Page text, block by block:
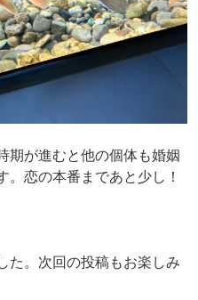
期が進むと他の個体も婚姻
。恋の本番まであと少し！
た。次回の投稿もお楽しみ